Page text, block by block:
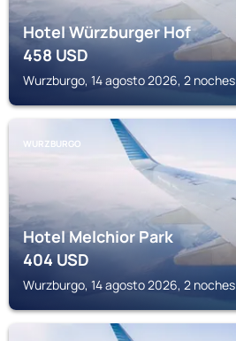
Hotel Würzburger Hof
458USD
Wurzburgo, 14 agosto 2026, 2 noches
WURZBURGO
Hotel Melchior Park
404USD
Wurzburgo, 14 agosto 2026, 2 noches